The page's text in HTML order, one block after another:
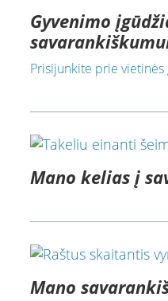
Gyvenimo
Prisijunkite prie vietinės
Mano kelias į
Mano